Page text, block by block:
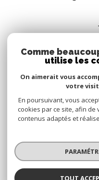
© 2026 |
Comme
utilise les
On aimerait vous
votre
En poursuivant, vous
cookies par ce site, afin de
contenus adaptés et
TOUT